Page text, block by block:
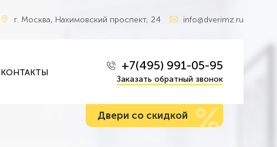
г. Москва, Нахимовский проспект, 24 info@dverimz.ru
КОНТАКТЫ +7(495) 991-05-95
Заказать обратный звонок
Двери со скидкой %